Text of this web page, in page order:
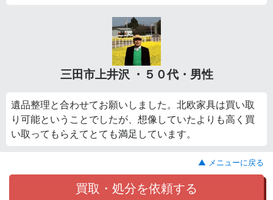
三田市上井沢 ・５０代・男性
遺品整理と合わせてお願いしました。北欧家具は買い取
り可能ということでしたが、想像していたよりも高く買
い取ってもらえてとても満足しています。
▲ メニューに戻る
買取・処分を依頼する